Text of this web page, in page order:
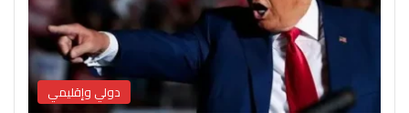
دولي وإقليمي